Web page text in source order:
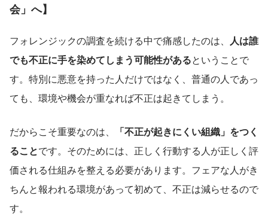
会」へ】
フォレンジックの調査を続ける中で痛感したのは、 人は誰
でも不正に手を染めてしまう可能性があるということで
す。特別に悪意を持った人だけではなく、普通の人であっ
ても、環境や機会が重なれば不正は起きてしまう。
だからこそ重要なのは、
「不正が起きにくい組織」をつく
ることです。そのためには、正しく行動する人が正しく評
価される仕組みを整える必要があります。フェアな人がき
ちんと報われる環境があって初めて、不正は減らせるので
す。